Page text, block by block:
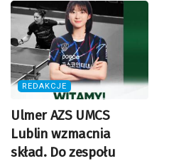
REDAKCJE
Ulmer AZS UMCS
Lublin wzmacnia
skład. Do zespołu